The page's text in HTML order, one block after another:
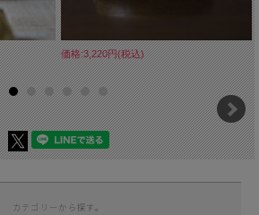
価格:3,220円(税込)
カテゴリーから探す。